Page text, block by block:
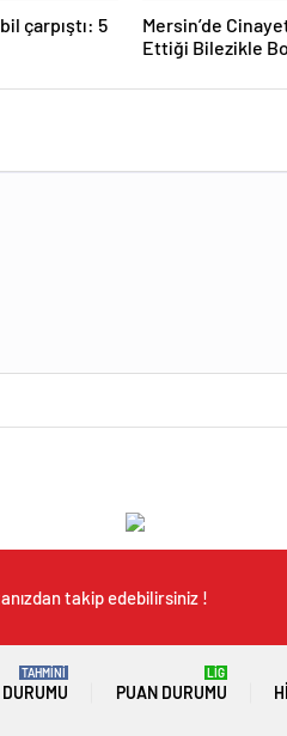
çarpıştı: 5
Mersin’de
Ettiği Bilezikle
takip edebilirsiniz !
TAHMİNİ
PUAN DURUMU
LİG